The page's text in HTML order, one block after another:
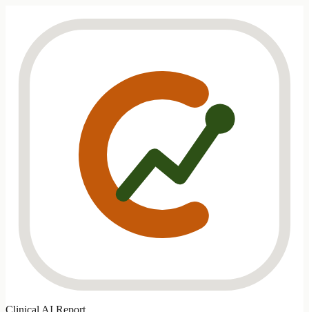
Clinical AI Report